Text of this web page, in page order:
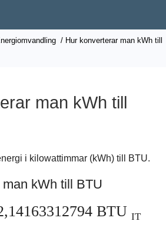
/ Hur konverterar man kWh till
man kWh till
i kilowattimmar (kWh) till BTU.
kWh till BTU
BTU IT